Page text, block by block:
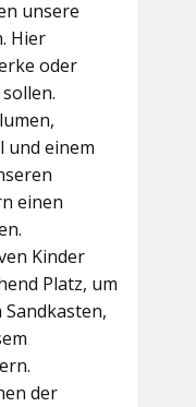
unsere
Hier
oder
und einem
einen
Kinder
Platz, um
Sandkasten,
der